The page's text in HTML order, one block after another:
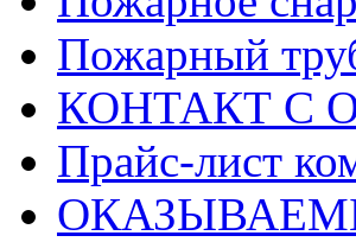
Пожарный
КОНТАКТ С
Прайс-лист